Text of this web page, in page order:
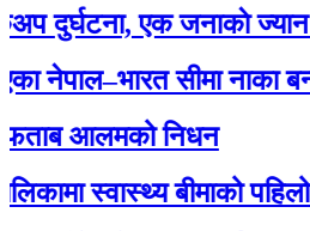
एक जनाकाे ज्यान गयाे
सीमा नाका बन्द
आलमको निधन
स्वास्थ्य बीमाको पहिलो